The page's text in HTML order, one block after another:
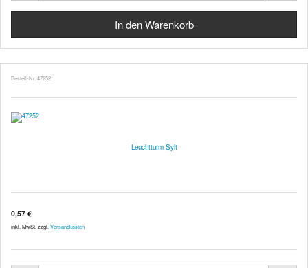
Bestell-Nr. 47252
Leuchtturm Sylt
0,57 €
inkl. MwSt. zzgl. Versandkosten